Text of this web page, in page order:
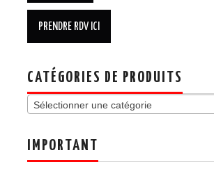
CATÉGORIES DE PRODUITS
Sélectionner une catégorie
IMPORTANT